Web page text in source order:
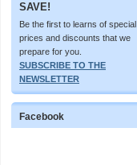
SAVE!
Be the first to learns of special
prices and discounts that we
prepare for you.
SUBSCRIBE TO THE
NEWSLETTER
Facebook